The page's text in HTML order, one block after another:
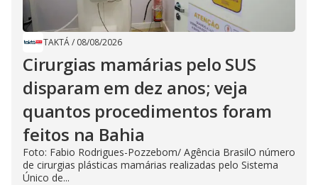
TAKTÁ/ 08/08/2026
Cirurgias mamárias pelo SUS
disparam em dez anos; veja
quantos procedimentos foram
feitos na Bahia
Foto: Fabio Rodrigues-Pozzebom/ Agência BrasilO número
de cirurgias plásticas mamárias realizadas pelo Sistema
Único de...